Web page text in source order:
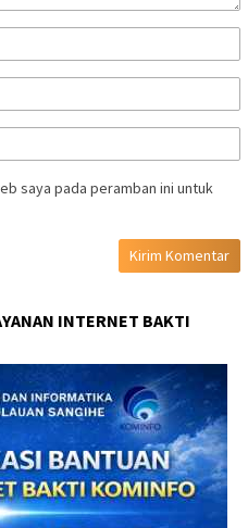
saya pada peramban ini untuk
INTERNET BAKTI